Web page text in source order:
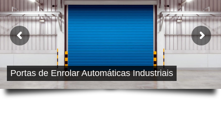
Portas de Enrolar Automáticas Industriais